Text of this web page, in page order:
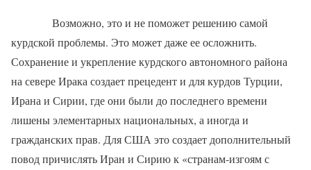
Возможно, это и не поможет решению самой
курдской проблемы. Это может даже ее осложнить.
Сохранение и укрепление курдского автономного района
на севере Ирака создает прецедент и для курдов Турции,
Ирана и Сирии, где они были до последнего времени
лишены элементарных национальных, а иногда и
гражданских прав. Для США это создает дополнительный
повод причислять Иран и Сирию к «странам-изгоям с